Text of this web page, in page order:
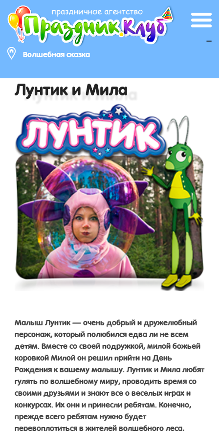
Волшебная сказка
_
Лунтик и Мила
Малыш Лунтик — очень добрый и дружелюбный
персонаж, который полюбился едва ли не всем
детям. Вместе со своей подружкой, милой божьей
коровкой Милой он решил прийти на День
Рождения к вашему малышу. Лунтик и Мила любят
гулять по волшебному миру, проводить время со
своими друзьями и знают все о веселых играх и
конкурсах. Их они и принесли ребятам. Конечно,
прежде всего ребятам нужно будет
перевоплотиться в жителей волшебного леса,